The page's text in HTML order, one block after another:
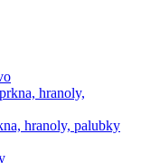
hranoly, palubky